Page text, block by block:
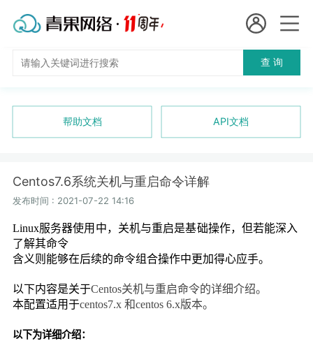
国
短效代理
隧道代理
独享代理
长效代理
进入控制台
退出
查 询
帮助文档 API文档
Centos7.6系统关机与重启命令详解
发布时间 : 2021-07-22 14:16
Linux服务器使用中，关机与重启是基础操作，但若能深入
了解其命令
含义则能够在后续的命令组合操作中更加得心应手。
以下内容是关于Centos关机与重启命令的详细介绍。
本配置适用于centos7.x 和centos 6.x版本。
以下为详细介绍：